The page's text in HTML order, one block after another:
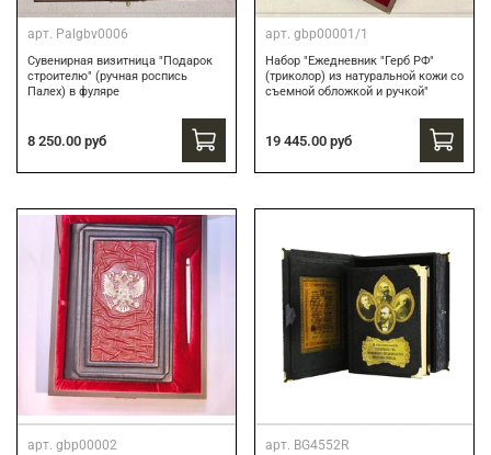
арт. Palgbv0006
Сувенирная визитница "Подарок
строителю" (ручная роспись
Палех) в фуляре
8 250.00 руб
арт. gbp00001/1
Набор "Ежедневник "Герб РФ"
(триколор) из натуральной кожи со
съемной обложкой и ручкой"
19 445.00 руб
арт. gbp00002 арт. BG4552R